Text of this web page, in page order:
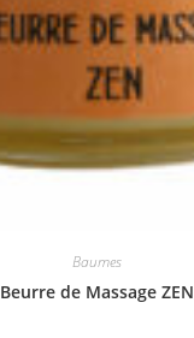
Baumes
Beurre de Massage ZEN